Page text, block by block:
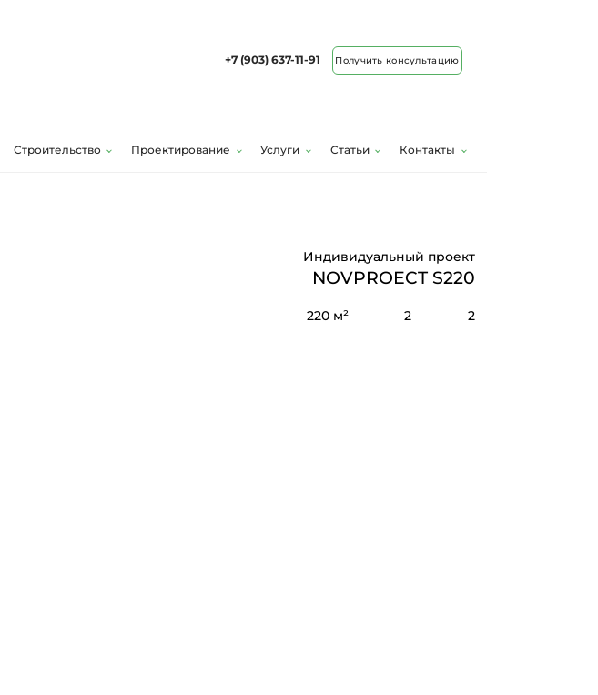
+7 (903) 637-11-91 Получить консультацию
Строительство Проектирование Услуги Статьи Контакты
Индивидуальный проект
NOVPROECT S220
220 м² 2 2